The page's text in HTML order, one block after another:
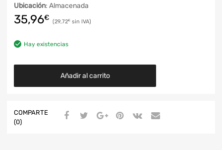
Ubicación: Almacenada
35,96€ 29,72€
Hay existencias
Añadir al carrito
COMPARTE
(0)